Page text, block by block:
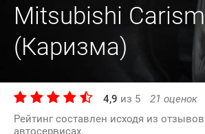
Mitsubishi
(Каризма)
4,9 из 5 21 оценок
Рейтинг составлен исходя из
автосервисах.